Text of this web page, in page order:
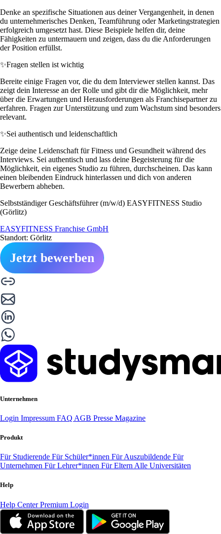
Denke an spezifische Situationen aus deiner Vergangenheit, in denen
du unternehmerisches Denken, Teamführung oder Marketingstrategien
erfolgreich umgesetzt hast. Diese Beispiele helfen dir, deine
Fähigkeiten zu untermauern und zeigen, dass du die Anforderungen
der Position erfüllst.
✨Fragen stellen ist wichtig
Bereite einige Fragen vor, die du dem Interviewer stellen kannst. Das
zeigt dein Interesse an der Rolle und gibt dir die Möglichkeit, mehr
über die Erwartungen und Herausforderungen als Franchisepartner zu
erfahren. Fragen zur Unterstützung und zum Wachstum sind besonders
relevant.
✨Sei authentisch und leidenschaftlich
Zeige deine Leidenschaft für Fitness und Gesundheit während des
Interviews. Sei authentisch und lass deine Begeisterung für die
Möglichkeit, ein eigenes Studio zu führen, durchscheinen. Das kann
einen bleibenden Eindruck hinterlassen und dich von anderen
Bewerbern abheben.
Selbstständiger Geschäftsführer (m/w/d) EASYFITNESS Studio
(Görlitz)
EASYFITNESS Franchise GmbH
Standort: Görlitz
Jetzt bewerben
Unternehmen
Login Impressum FAQ AGB Presse Magazine
Produkt
Für Studierende Für Schüler*innen Für Auszubildende Für
Unternehmen Für Lehrer*innen Für Eltern Alle Universitäten
Help
Help CenterPremium Login